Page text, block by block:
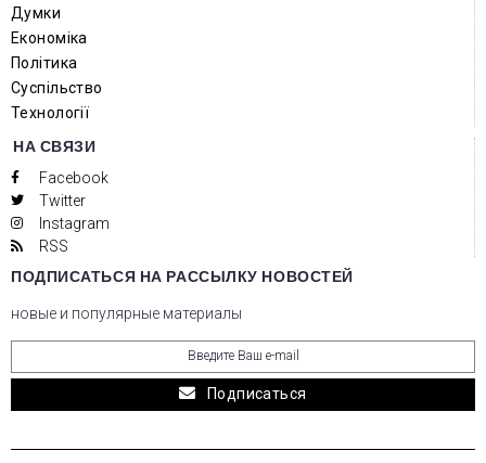
Думки
Економіка
Політика
Суспільство
Технології
НА СВЯЗИ
Facebook
Twitter
Instagram
RSS
ПОДПИСАТЬСЯ НА РАССЫЛКУ НОВОСТЕЙ
новые и популярные материалы
Подписаться